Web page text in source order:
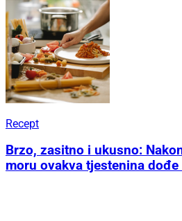
Recept
Brzo, zasitno i ukusno:
moru ovakva tjestenina dođe